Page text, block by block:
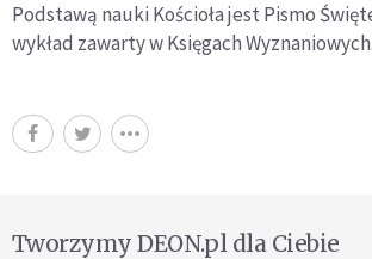
Podstawą nauki Kościoła jest Pismo
wykład zawarty w Księgach Wyznaniowych.
Tworzymy DEON.pl dla Ciebie